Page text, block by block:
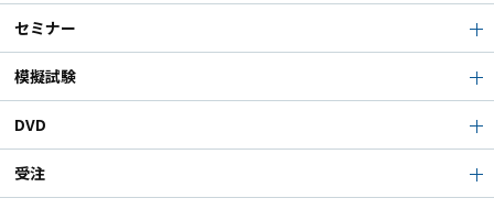
セミナー
模擬試験
DVD
受注